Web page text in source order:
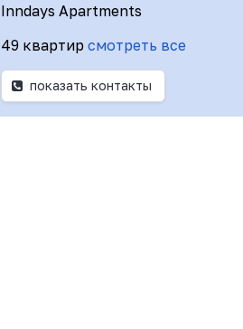
Inndays Apartments
49 квартир смотреть все
показать контакты